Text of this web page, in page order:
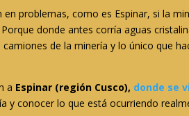
problemas, como es Espinar, si la
donde antes corría aguas
de la minería y lo único que
a Espinar (región Cusco), donde se
y conocer lo que está ocurriendo